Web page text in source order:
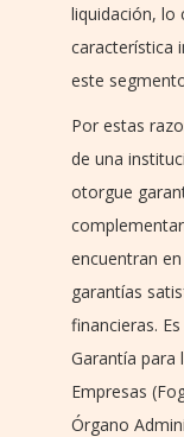
liquidación, lo
característica
este
Por estas
de una
otorgue
encuentran
garantías
financieras.
Garantía para
Empresas
Órgano